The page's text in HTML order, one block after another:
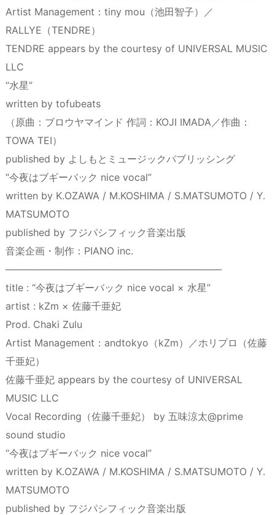
Artist Management：tiny mou（池田智子）／
RALLYE（TENDRE）
TENDRE appears by the courtesy of UNIVERSAL MUSIC
LLC
“水星”
written by tofubeats
（原曲：ブロウヤマインド 作詞：KOJI IMADA／作曲：
TOWA TEI）
published by よしもとミュージックパブリッシング
“今夜はブギーバック nice vocal”
written by K.OZAWA / M.KOSHIMA / S.MATSUMOTO / Y.
MATSUMOTO
published by フジパシフィック音楽出版
音楽企画・制作：PIANO inc.
――――――――――――――――――――――
title : “今夜はブギーバック nice vocal × 水星”
artist : kZm × 佐藤千亜妃
Prod. Chaki Zulu
Artist Management：andtokyo（kZm）／ホリプロ（佐藤
千亜妃）
佐藤千亜妃 appears by the courtesy of UNIVERSAL
MUSIC LLC
Vocal Recording（佐藤千亜妃） by 五味涼太@prime
sound studio
“今夜はブギーバック nice vocal”
written by K.OZAWA / M.KOSHIMA / S.MATSUMOTO / Y.
MATSUMOTO
published by フジパシフィック音楽出版